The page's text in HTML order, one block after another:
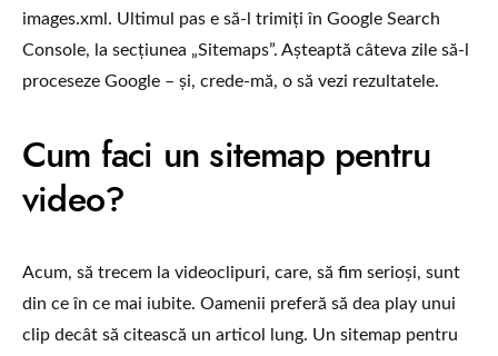
images.xml. Ultimul pas e să-l trimiți în Google Search
Console, la secțiunea „Sitemaps”. Așteaptă câteva zile să-l
proceseze Google – și, crede-mă, o să vezi rezultatele.
Cum faci un sitemap pentru
video?
Acum, să trecem la videoclipuri, care, să fim serioși, sunt
din ce în ce mai iubite. Oamenii preferă să dea play unui
clip decât să citească un articol lung. Un sitemap pentru